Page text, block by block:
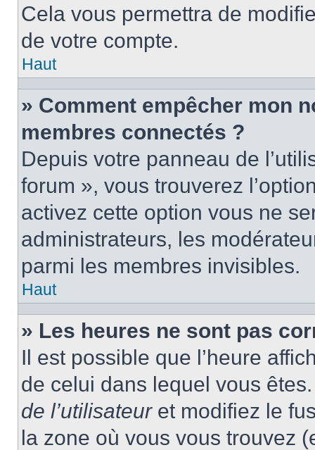
Cela vous permettra de
de votre compte.
Haut
» Comment empêcher mon
membres connectés ?
Depuis votre panneau de
forum », vous trouverez
activez cette option vous ne
administrateurs, les
parmi les membres invisibles.
Haut
» Les heures ne sont pas
Il est possible que l’heure
de celui dans lequel vous
de l’utilisateuret modifiez le
la zone où vous vous trouvez